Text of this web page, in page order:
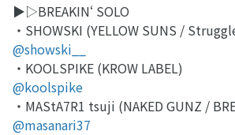
▶︎▷BREAKIN‘ SOLO
・SHOWSKI (YELLOW SUNS /
@showski__
・KOOLSPIKE (KROW LABEL)
@koolspike
・MAStA7R1 tsuji (NAKED GUNZ /
@masanari37